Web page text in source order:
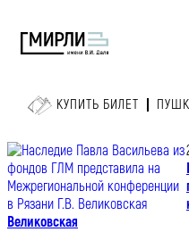
КУПИТЬ БИЛЕТ
Великовская